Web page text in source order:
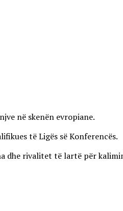
në skenën evropiane.
të Ligës së Konferencës.
dhe rivalitet të lartë për